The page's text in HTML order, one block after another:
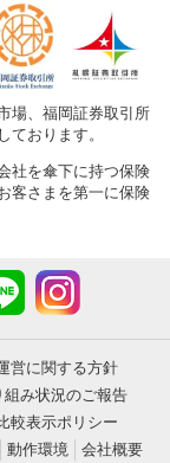
場、福岡証券取引所
ております。
社を傘下に持つ保険
客さまを第一に保険
営に関する方針
組み状況のご報告
較表示ポリシー
動作環境 会社概要